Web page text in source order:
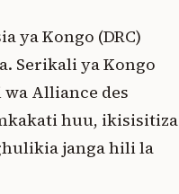
ya Kongo (DRC)
Serikali ya Kongo
Alliance des
huu, ikisisitiza
janga hili la